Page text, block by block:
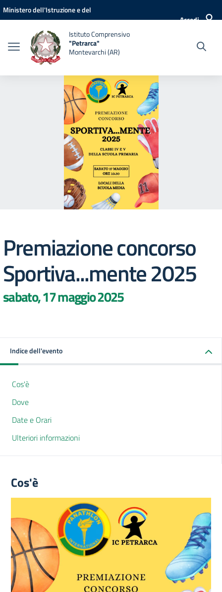
Vai ai contenuti
Vai al menu di navigazione
Vai al footer
Ministero dell'Istruzione e del
Accedi
Istituto Comprensivo
"Petrarca"
Montevarchi (AR)
Premiazione concorso
Sportiva...mente 2025
sabato, 17 maggio 2025
Indice dell'evento
Cos'è
Dove
Date e Orari
Ulteriori informazioni
Cos'è